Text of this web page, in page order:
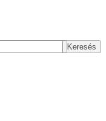
Keresés